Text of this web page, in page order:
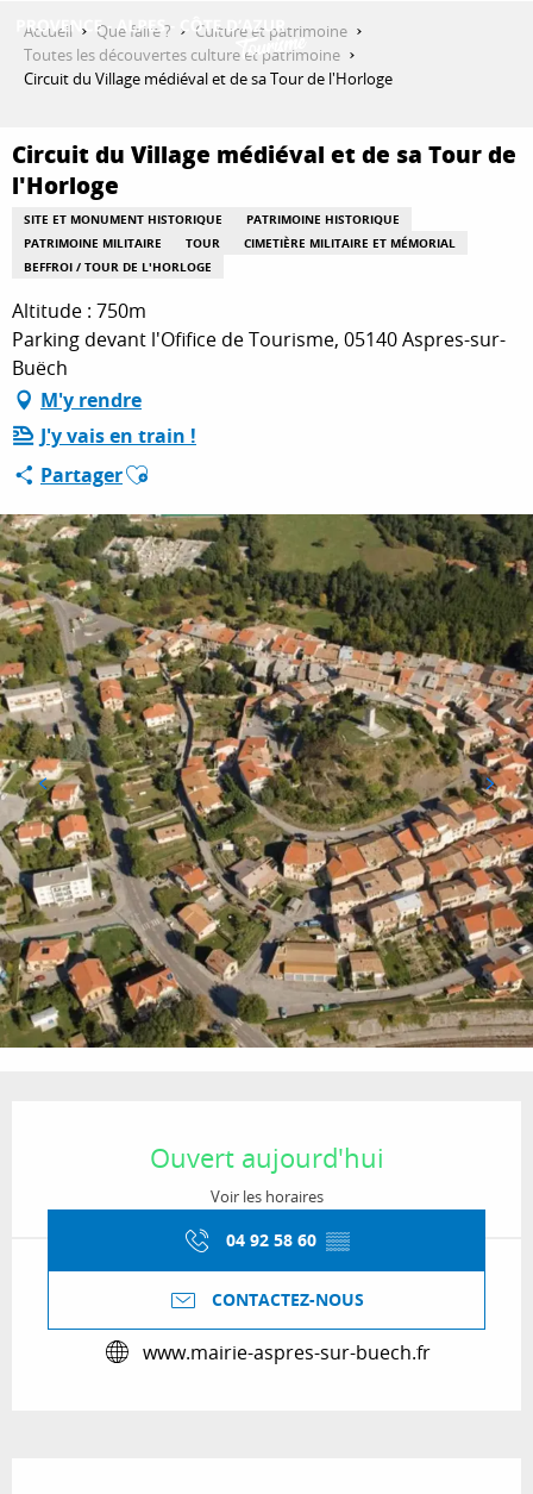
contenu
QUE FAIRE ?
SÉJOURNER
ESPACE PRO
Accueil Que faire ?
Culture et patrimoine
Toutes les découvertes culture et patrimoine
Circuit du Village médiéval et de sa Tour de l'Horloge
Circuit du Village médiéval et de sa Tour de
l'Horloge
SITE ET MONUMENT HISTORIQUE
PATRIMOINE HISTORIQUE
PATRIMOINE MILITAIRE
TOUR
CIMETIÈRE MILITAIRE ET MÉMORIAL
BEFFROI / TOUR DE L'HORLOGE
Altitude : 750m
Parking devant l'Ofifice de Tourisme, 05140 Aspres-sur-
Buëch
M'y rendre
J'y vais en train !
PartagerAjouter aux favoris
Ouvert aujourd'hui
Voir les horaires
04 92 58 60 ▒▒
CONTACTEZ-NOUS
www.mairie-aspres-sur-buech.fr